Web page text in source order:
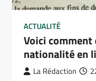
ACTUALITÉ
Voici
nationalité en
La Rédaction